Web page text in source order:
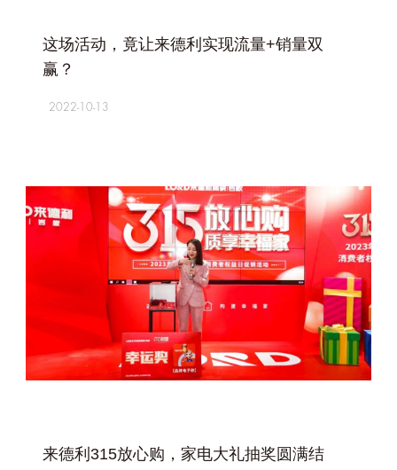
这场活动，竟让来德利实现流量+销量双
赢？
2022-10-13
来德利315放心购，家电大礼抽奖圆满结